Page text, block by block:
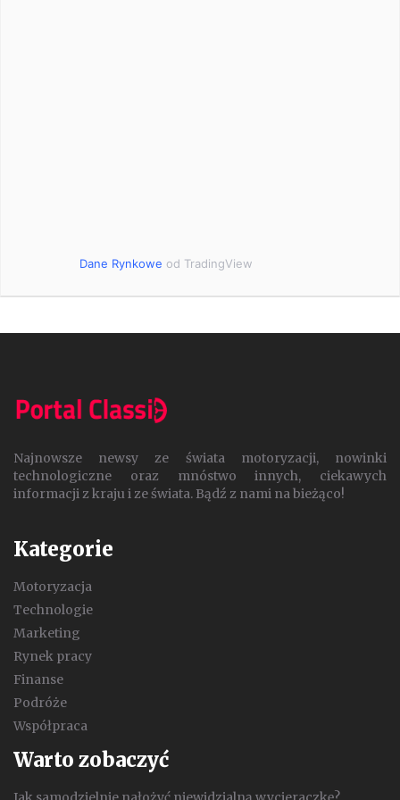
Dane Rynkowe od TradingView
Najnowsze newsy ze świata motoryzacji, nowinki
technologiczne oraz mnóstwo innych, ciekawych
informacji z kraju i ze świata. Bądź z nami na bieżąco!
Kategorie
Motoryzacja
Technologie
Marketing
Rynek pracy
Finanse
Podróże
Współpraca
Warto zobaczyć